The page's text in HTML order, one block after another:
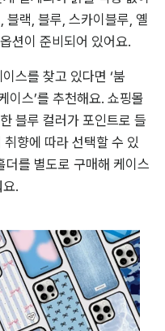
싶은 분들에게는 ‘더나인
케이스’를 추천할게요. 에
구조로 생활 오염을 방지
줘요. 카메라와 스크린이
설계되어 긁힐 걱정 없이
블랙, 블루, 스카이블루, 옐
스를 찾고 있다면 ‘붐
이스’를 추천해요. 쇼핑몰
블루 컬러가 포인트로 들
취향에 따라 선택할 수 있
를 별도로 구매해 케이스